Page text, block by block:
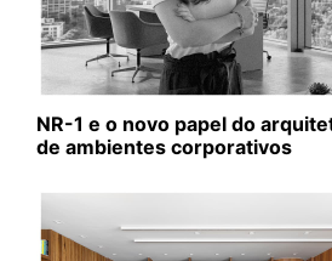
NR-1 e o novo papel do
de ambientes corporativos